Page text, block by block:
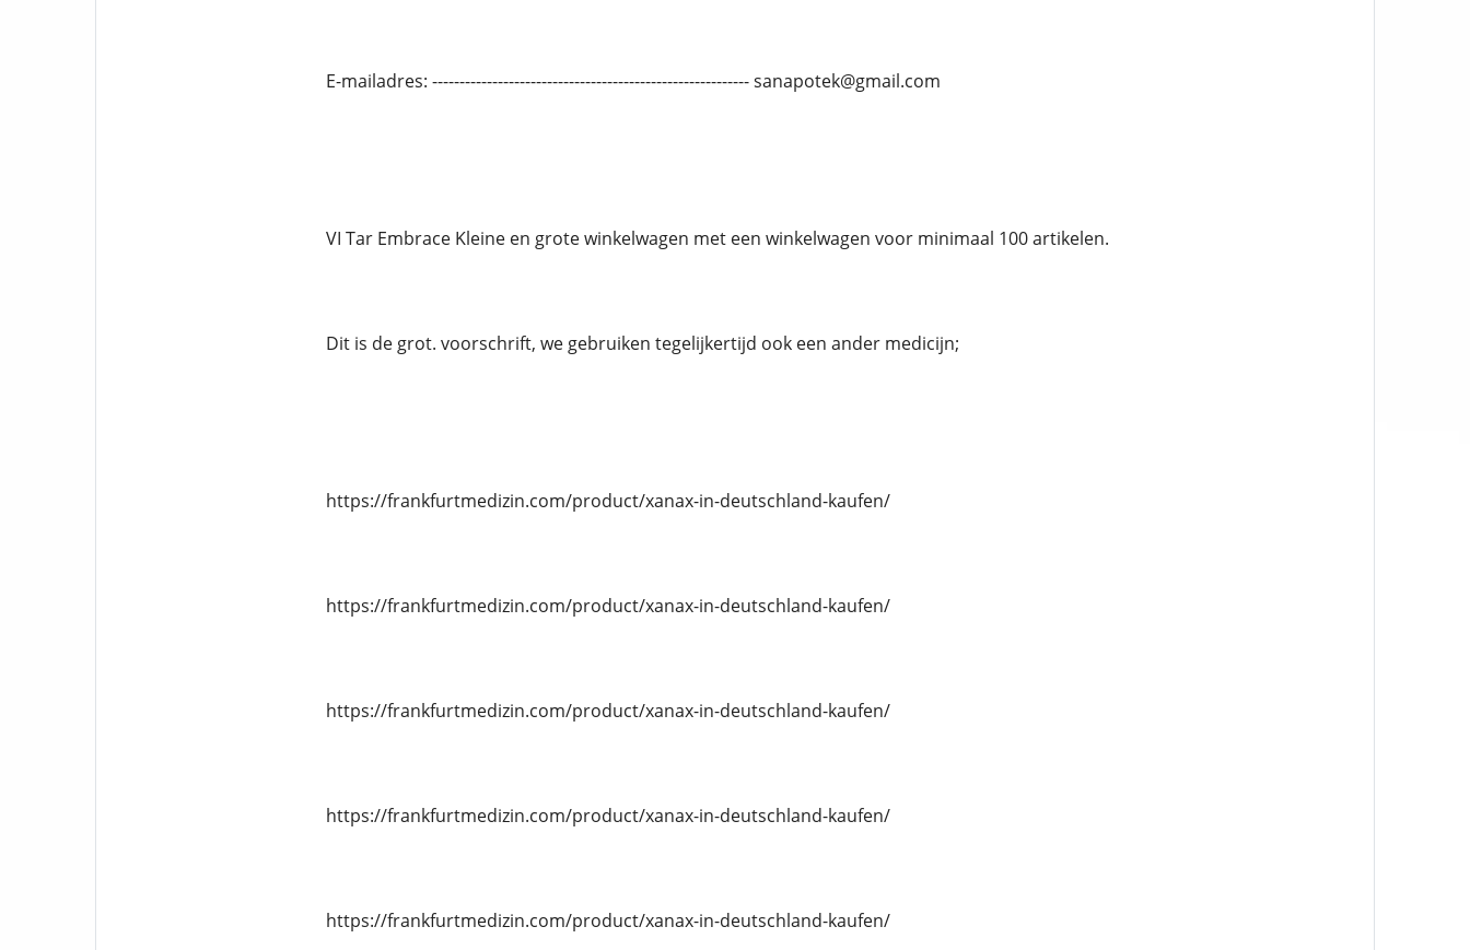
E-mailadres: ---------------------------------------------------------- sanapotek@gmail.com
VI Tar Embrace Kleine en grote winkelwagen met een winkelwagen voor minimaal 100 artikelen.
Dit is de grot. voorschrift, we gebruiken tegelijkertijd ook een ander medicijn;
https://frankfurtmedizin.com/product/xanax-in-deutschland-kaufen/
https://frankfurtmedizin.com/product/xanax-in-deutschland-kaufen/
https://frankfurtmedizin.com/product/xanax-in-deutschland-kaufen/
https://frankfurtmedizin.com/product/xanax-in-deutschland-kaufen/
https://frankfurtmedizin.com/product/xanax-in-deutschland-kaufen/